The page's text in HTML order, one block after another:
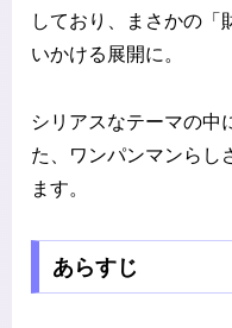
しており、まさかの「
いかける展開に。
シリアスなテーマの中
た、ワンパンマンらし
ます。
あらすじ